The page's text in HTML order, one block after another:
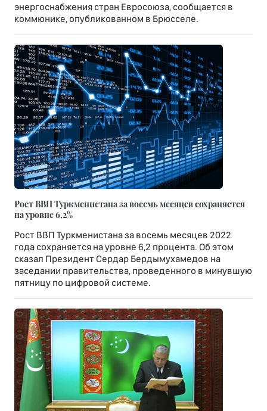
энергоснабжения стран Евросоюза, сообщается в
коммюнике, опубликованном в Брюсселе.
Рост ВВП Туркменистана за восемь месяцев сохраняется
на уровне 6,2%
Рост ВВП Туркменистана за восемь месяцев 2022
года сохраняется на уровне 6,2 процента. Об этом
сказал Президент Сердар Бердымухамедов на
заседании правительства, проведенного в минувшую
пятницу по цифровой системе.